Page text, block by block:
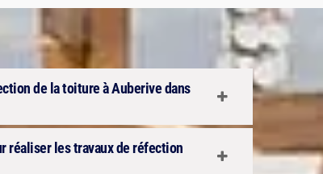
de la toiture à Auberive dans
réaliser les travaux de réfection